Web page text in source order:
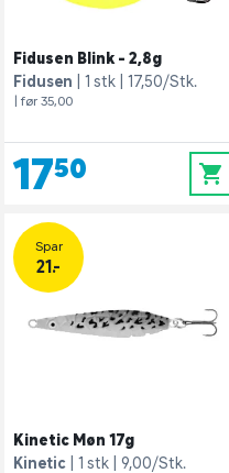
Fidusen Blink - 2,8g
Fidusen
1 stk 17,50/Stk.
| før 35,00
17,50 0
Spar
21.-
Kinetic Møn 17g
Kinetic
1 stk 9,00/Stk.